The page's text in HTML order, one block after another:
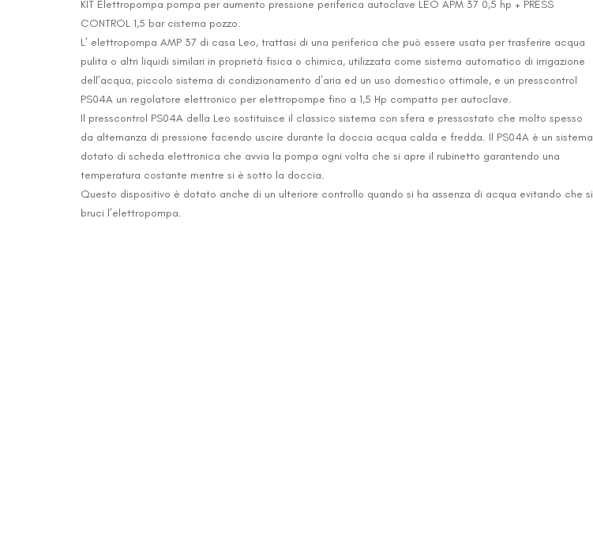
KIT Elettropompa pompa per aumento pressione periferica autoclave LEO APM 37 0,5 hp + PRESS
CONTROL 1,5 bar cisterna pozzo.
L’ elettropompa AMP 37 di casa Leo, trattasi di una periferica che può essere usata per trasferire acqua
pulita o altri liquidi similari in proprietà fisica o chimica, utilizzata come sistema automatico di irrigazione
dell’acqua, piccolo sistema di condizionamento d’aria ed un uso domestico ottimale, e un presscontrol
PS04A un regolatore elettronico per elettropompe fino a 1,5 Hp compatto per autoclave.
Il presscontrol PS04A della Leo sostituisce il classico sistema con sfera e pressostato che molto spesso
da alternanza di pressione facendo uscire durante la doccia acqua calda e fredda. Il PS04A è un sistema
dotato di scheda elettronica che avvia la pompa ogni volta che si apre il rubinetto garantendo una
temperatura costante mentre si è sotto la doccia.
Questo dispositivo è dotato anche di un ulteriore controllo quando si ha assenza di acqua evitando che si
bruci l’elettropompa.